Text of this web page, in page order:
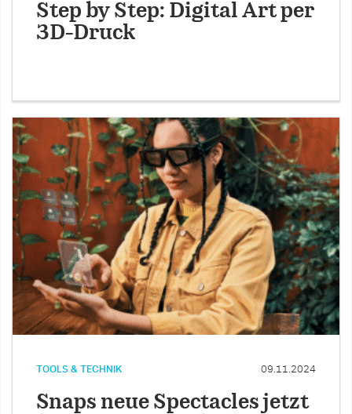
Step by Step: Digital Art per
3D-Druck
TOOLS & TECHNIK 09.11.2024
Snaps neue Spectacles jetzt